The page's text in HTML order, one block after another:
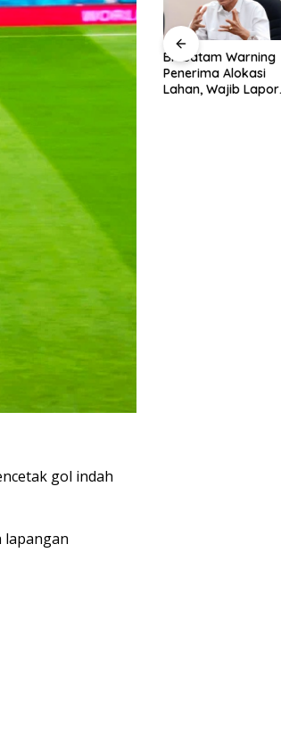
gol indah
lapangan
BP Batam Luncurkan
Digital
BP Batam Warning
Penerima Alokasi
Lahan, Wajib Lapor